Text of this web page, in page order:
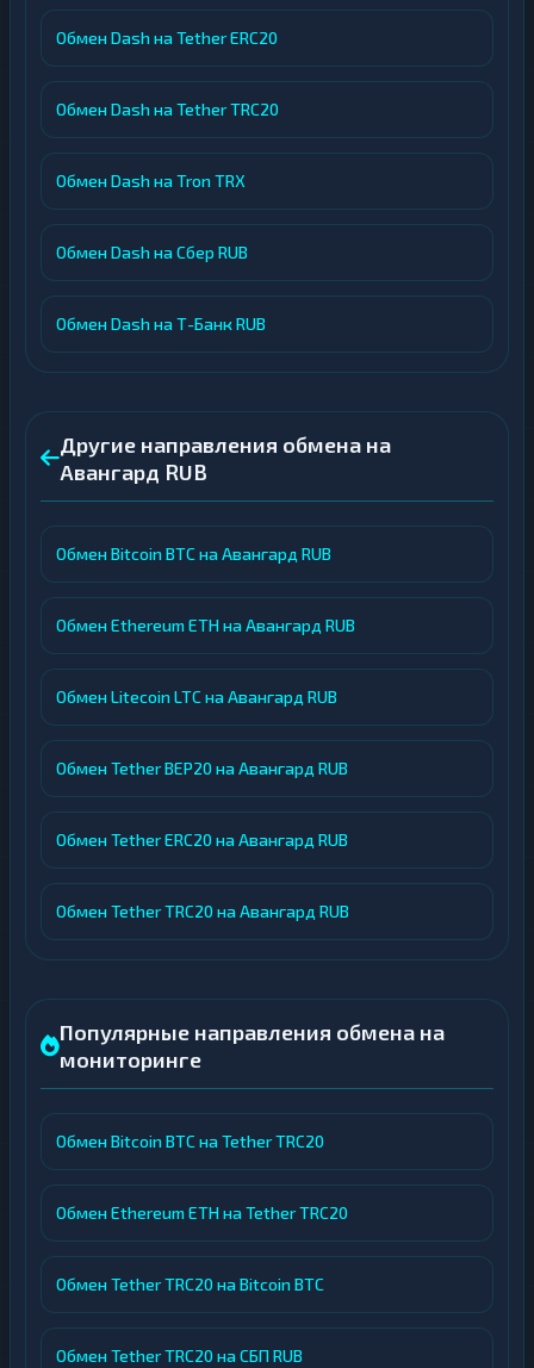
Обмен Dash на Tether ERC20
Обмен Dash на Tether TRC20
Обмен Dash на Tron TRX
Обмен Dash на Сбер RUB
Обмен Dash на Т-Банк RUB
Другие направления обмена на
Авангард RUB
Обмен Bitcoin BTC на Авангард RUB
Обмен Ethereum ETH на Авангард RUB
Обмен Litecoin LTC на Авангард RUB
Обмен Tether BEP20 на Авангард RUB
Обмен Tether ERC20 на Авангард RUB
Обмен Tether TRC20 на Авангард RUB
Популярные направления обмена на
мониторинге
Обмен Bitcoin BTC на Tether TRC20
Обмен Ethereum ETH на Tether TRC20
Обмен Tether TRC20 на Bitcoin BTC
Обмен Tether TRC20 на СБП RUB